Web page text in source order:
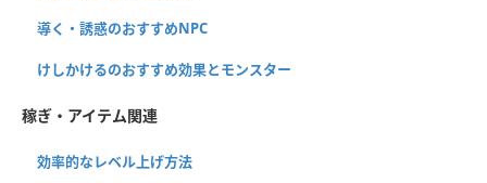
導く・誘惑のおすすめNPC
けしかけるのおすすめ効果とモンスター
稼ぎ・アイテム関連
効率的なレベル上げ方法